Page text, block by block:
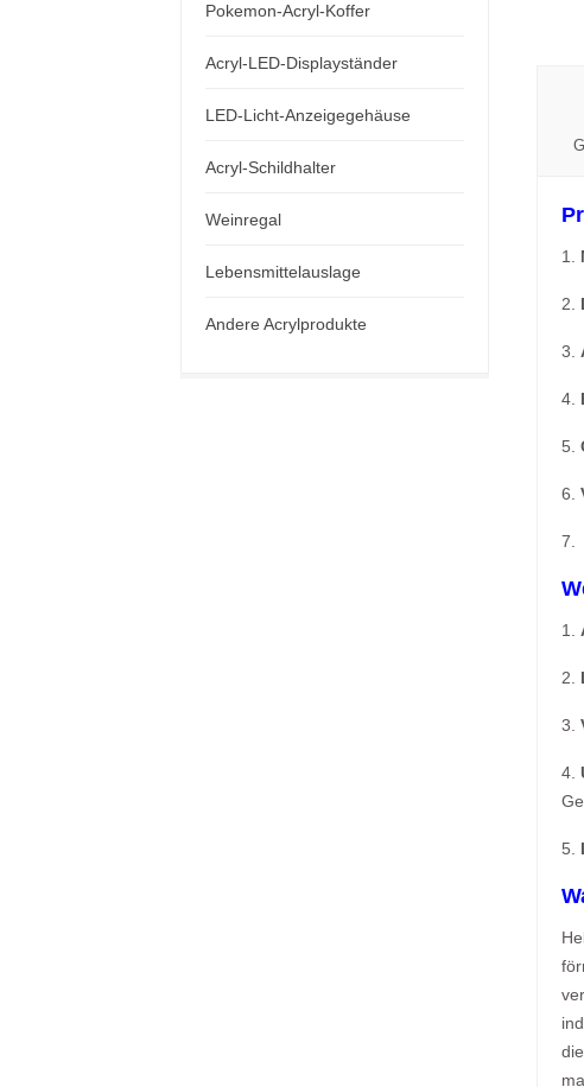
1.
2.
3.
4.
5.
6.
7.
1.
2.
3.
4.
5.
Pokemon-Acryl-Koffer
Acryl-LED-Displayständer
LED-Licht-Anzeigegehäuse
Acryl-Schildhalter
Weinregal
Lebensmittelauslage
Andere Acrylprodukte